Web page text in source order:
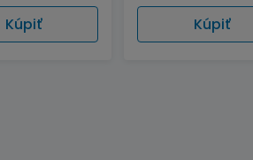
Kúpiť Kúpiť